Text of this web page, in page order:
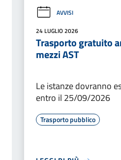
AVVISI
24 LUGLIO 2026
Trasporto gratuito
mezzi AST
Le istanze dovranno
entro il 25/09/2026
Trasporto pubblico